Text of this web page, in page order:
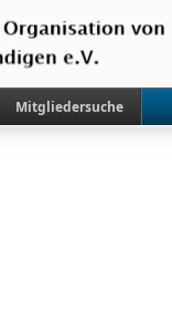
Mitgliedersuche